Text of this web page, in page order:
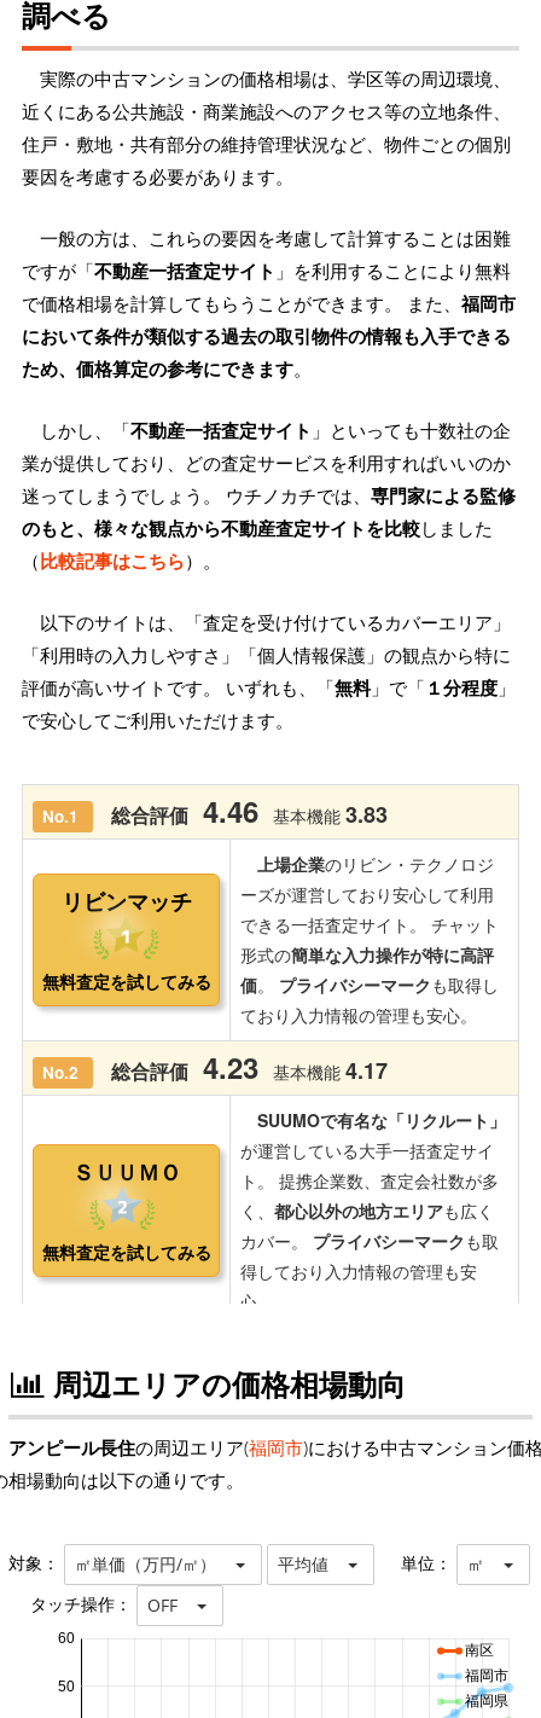
調べる
実際の中古マンションの価格相場は、学区等の周辺環境、
近くにある公共施設・商業施設へのアクセス等の立地条件、
住戸・敷地・共有部分の維持管理状況など、物件ごとの個別
要因を考慮する必要があります。
一般の方は、これらの要因を考慮して計算することは困難
ですが「不動産一括査定サイト 」を利用することにより無料
で価格相場を計算してもらうことができます。 また、 福岡市
において条件が類似する過去の取引物件の情報も入手できる
ため、価格算定の参考にできます。
しかし、「不動産一括査定サイト 」といっても十数社の企
業が提供しており、どの査定サービスを利用すればいいのか
迷ってしまうでしょう。 ウチノカチでは、 専門家による監修
のもと、様々な観点から不動産査定サイトを比較しました
（比較記事はこちら）。
以下のサイトは、「査定を受け付けているカバーエリア」
「利用時の入力しやすさ」「個人情報保護」の観点から特に
評価が高いサイトです。 いずれも、「無料」で「 １分程度 」
で安心してご利用いただけます。
周辺エリアの価格相場動向
アンピール長住の周辺エリア(福岡市)における中古マンション価
相場動向は以下の通りです。
対象： ㎡単価（万円/㎡） 平均値 単位： ㎡
タッチ操作： OFF
50
60
南区
福岡市
福岡県